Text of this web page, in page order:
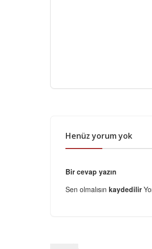
Henüz yorum yok
Bir cevap yazın
Sen olmalısın kaydedilir